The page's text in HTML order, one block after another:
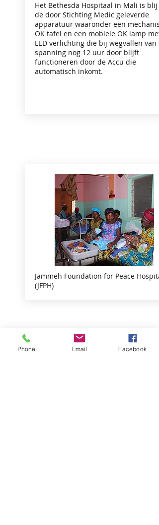
Het Bethesda Hospitaal in Mali is blij
de door Stichting Medic geleverde
apparatuur waaronder een
OK tafel en een mobiele OK lamp met
LED verlichting die bij wegvallen van
spanning nog 12 uur door blijft
functioneren door de Accu die
automatisch inkomt.
Jammeh Foundation for Peace Hospital
(JFPH)
Phone Email Facebook